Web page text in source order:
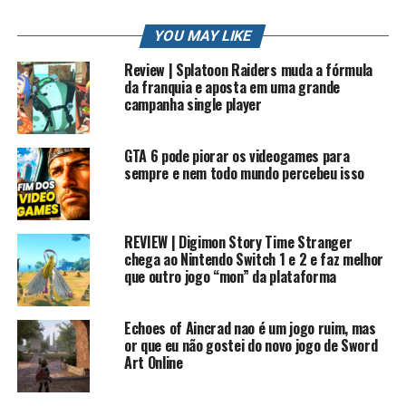
Contato Profissional: contato.roberto94@gmail.com
#rkplay #nicktoons #HISTORIADOSJOGOS
PLAYLIST HISTORIA DOS JOGOS
Sinopse: Nicktoons Unite!, conhecido como SpongeBob
and Friends: Unite! na Europa, é um jogo de 2005,
apresentando personagens e níveis baseados nos
desenhos da Nickelodeon: Bob Esponja, Danny Phantom,
Os Padrinhos Mágicos, e As Aventuras de Jimmy
Neutron: O Menino Gênio
Jogabilidade
Na versão de console, o jogador pode jogar com três
computadores e nenhum outro jogador humano, ou com
um ou dois amigos com o (s) computador (es) restante
(s). Pode-se trocar de habilidades, que têm múltiplos
YOU MAY LIKE
Review | Splatoon Raiders muda a fórmula
da franquia e aposta em uma grande
campanha single player
GTA 6 pode piorar os videogames para
sempre e nem todo mundo percebeu isso
REVIEW | Digimon Story Time Stranger
chega ao Nintendo Switch 1 e 2 e faz melhor
que outro jogo “mon” da plataforma
Echoes of Aincrad nao é um jogo ruim, mas
or que eu não gostei do novo jogo de Sword
Art Online